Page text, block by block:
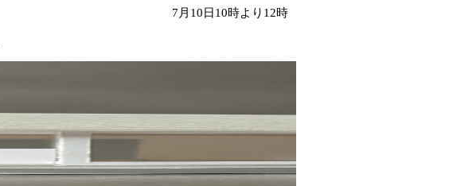
7月10日10時より12時